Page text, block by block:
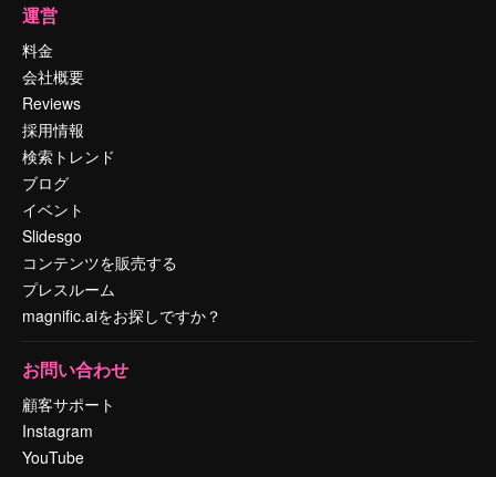
運営
料金
会社概要
Reviews
採用情報
検索トレンド
ブログ
イベント
Slidesgo
コンテンツを販売する
プレスルーム
magnific.aiをお探しですか？
お問い合わせ
顧客サポート
Instagram
YouTube